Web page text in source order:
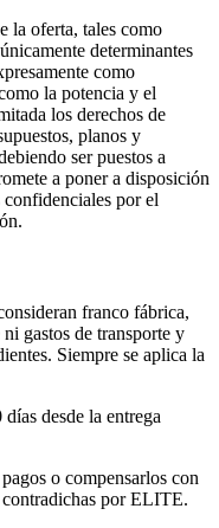
la oferta, tales como
determinantes
como
la potencia y el
los derechos de
planos y
ser puestos a
a poner a disposición
confidenciales por el
franco fábrica,
gastos de transporte y
Siempre se aplica la
desde la entrega
o compensarlos con
contradichas por ELITE.